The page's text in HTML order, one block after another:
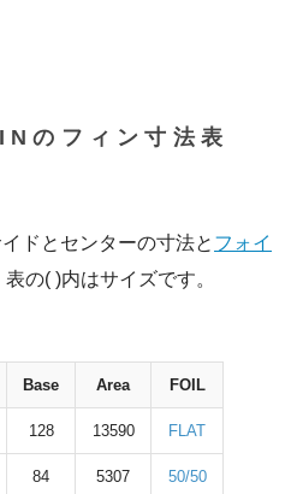
のフィン寸法表
ドとセンターの寸法と フォイ
の( )内はサイズです。
Base Area FOIL
128 13590 FLAT
84 5307 50/50